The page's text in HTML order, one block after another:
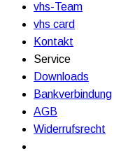
vhs-Team
vhs card
Kontakt
Service
Downloads
Bankverbindung
AGB
Widerrufsrecht